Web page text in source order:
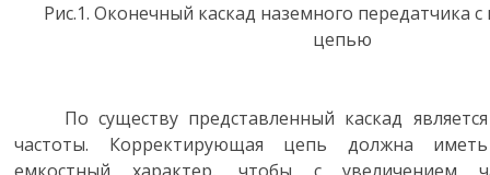
Рис.1. Оконечный каскад наземного передатчика
цепью
По существу представленный каскад является
частоты. Корректирующая цепь должна